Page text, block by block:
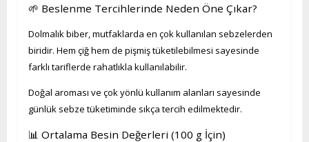
🌱 Beslenme Tercihlerinde Neden Öne Çıkar?
Dolmalık biber, mutfaklarda en çok kullanılan sebzelerden
biridir. Hem çiğ hem de pişmiş tüketilebilmesi sayesinde
farklı tariflerde rahatlıkla kullanılabilir.
Doğal aroması ve çok yönlü kullanım alanları sayesinde
günlük sebze tüketiminde sıkça tercih edilmektedir.
📊 Ortalama Besin Değerleri (100 g İçin)